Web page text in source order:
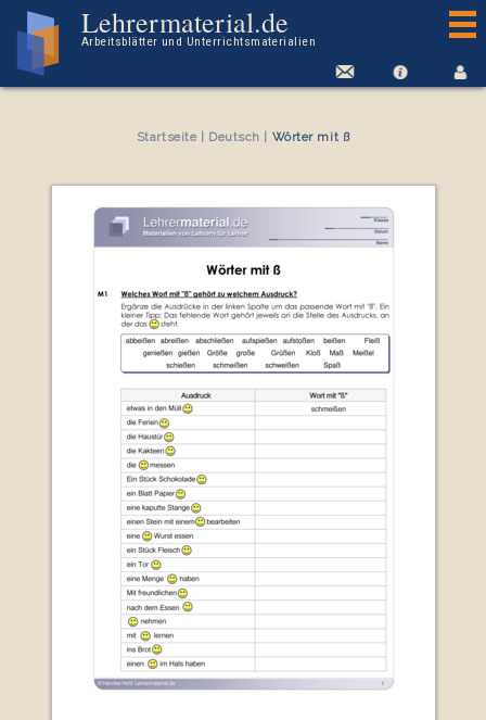
Lehrermaterial.de
Arbeitsblätter und Unterrichtsmaterialien
Startseite| Deutsch Wörter mit ß